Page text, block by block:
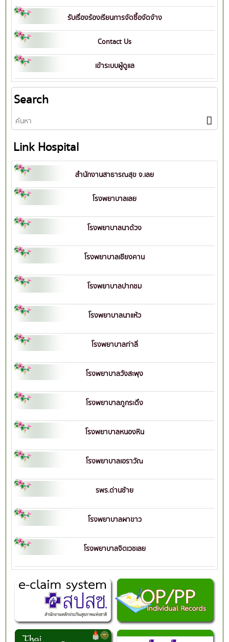
รับเรื่องร้องเรียนการจัดซื้อจัดจ้าง
Contact Us
เข้าระบบผู้ดูแล
Search
Link Hospital
สำนักงานสาธารณสุข จ.เลย
โรงพยาบาลเลย
โรงพยาบาลนาด้วง
โรงพยาบาลเชียงคาน
โรงพยาบาลปากชม
โรงพยาบาลนาแห้ว
โรงพยาบาลท่าลี่
โรงพยาบาลวังสะพุง
โรงพยาบาลภูกระดึง
โรงพยาบาลหนองหิน
โรงพยาบาลเอราวัณ
รพร.ด่านซ้าย
โรงพยาบาลผาขาว
โรงพยาบาลจิตเวชเลย